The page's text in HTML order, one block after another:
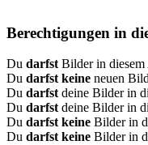
Berechtigungen in
Du darfst Bilder in diesem
Du darfst keine neuen
Du darfst deine Bilder in
Du darfst deine Bilder in
Du darfst keine Bilder in
Du darfst keine Bilder in